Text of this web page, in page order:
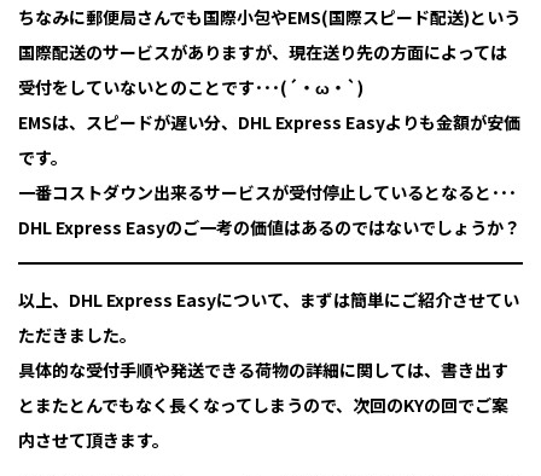
ちなみに郵便局さんでも国際小包やEMS(国際スピード配送)という
国際配送のサービスがありますが、現在送り先の方面によっては
受付をしていないとのことです･･･(´・ω・`)
EMSは、スピードが遅い分、DHL Express Easyよりも金額が安価
です。
一番コストダウン出来るサービスが受付停止しているとなると･･･
DHL Express Easyのご一考の価値はあるのではないでしょうか？
以上、DHL Express Easyについて、まずは簡単にご紹介させてい
ただきました。
具体的な受付手順や発送できる荷物の詳細に関しては、書き出す
とまたとんでもなく長くなってしまうので、次回のKYの回でご案
内させて頂きます。